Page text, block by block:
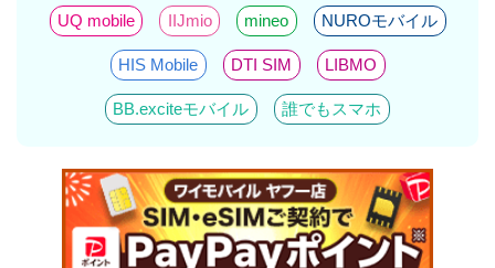
UQ mobile IIJmio mineo NUROモバイル
HIS Mobile DTI SIM LIBMO
BB.exciteモバイル 誰でもスマホ